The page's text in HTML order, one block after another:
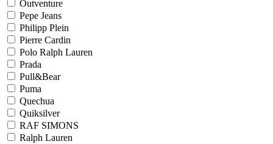
Outventure
Pepe Jeans
Philipp Plein
Pierre Cardin
Polo Ralph Lauren
Prada
Pull&Bear
Puma
Quechua
Quiksilver
RAF SIMONS
Ralph Lauren